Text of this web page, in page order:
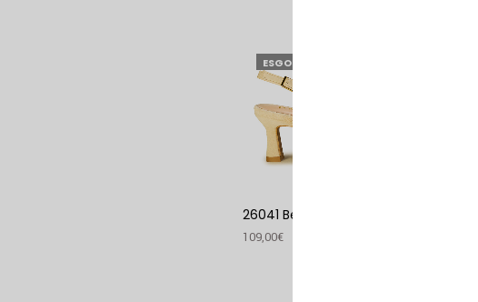
ESGOTADO
26041 Bege | Daniela Shoes
109,00€